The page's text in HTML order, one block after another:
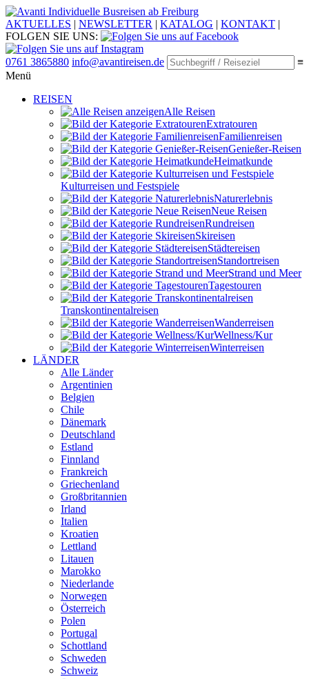
Individuelle Busreisen ab Freiburg
AKTUELLES | NEWSLETTER | KATALOG | KONTAKT |
FOLGEN SIE UNS:
0761 3865880 info@avantireisen.de
≡
Menü
REISEN
Alle Reisen
Extratouren
Familien­reisen
Genießer-Reisen
Heimatkunde
Kultur­reisen und Festspiele
Naturerlebnis
Neue Reisen
Rund­reisen
Ski­reisen
Städte­reisen
Standort­reisen
Strand und Meer
Tagestouren
Transkontinental­reisen
Wander­reisen
Wellness/Kur
Winter­reisen
LÄNDER
Alle Länder
Argentinien
Belgien
Chile
Dänemark
Deutschland
Estland
Finnland
Frankreich
Griechenland
Großbritannien
Irland
Italien
Kroatien
Lettland
Litauen
Marokko
Niederlande
Norwegen
Österreich
Polen
Portugal
Schottland
Schweden
Schweiz